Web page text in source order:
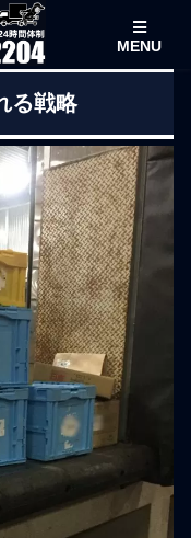
MENU
る戦略